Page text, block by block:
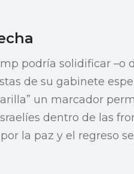
podría solidificar –o
de su gabinete
un marcador
dentro de las
la paz y el regreso